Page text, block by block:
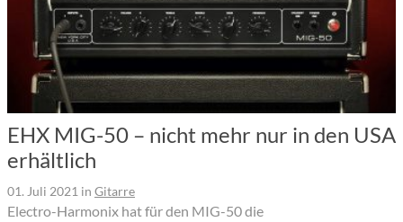
EHX MIG-50 – nicht mehr nur in den USA
erhältlich
01. Juli 2021 in Gitarre
Electro-Harmonix hat für den MIG-50 die